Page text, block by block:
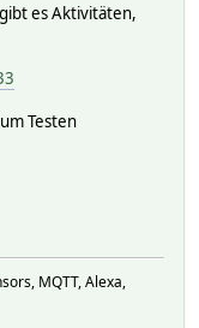
es Aktivitäten,
Testen
MQTT, Alexa,